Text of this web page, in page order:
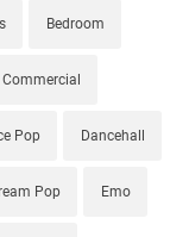
Bedroom
Commercial
Pop Dancehall
Pop Emo